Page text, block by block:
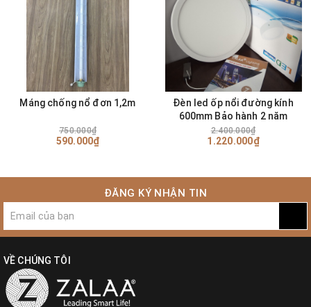
Tiết kiệm điện năng: Sử dụng chip LED có hiệu suất phát sáng
cao. Tiết kiệm 80% điện năng so với bóng đèn sợi đốt. Tiết kiệm
50% điện năng so với bóng đèn compact.
Độ bền cao, bảo hành dài hạn: Sử dụng chất liệu cao cấp chống
được rỉ và va đập. đèn thả trần Led tuổi thọ cáo lên đến 20.000
Không hiện tượng nhấp nháy, chỉ số hoàn màu cao: Chất lượng
ánh sáng cao (CRI >= 80) cho ánh sáng trung thực tự nhiên, tăng
Ít chói hơn 70% so với bóng Compact
Có điều khiển từ xa có thể điều chỉnh tăng giảm sáng tối.
Màu sắc có chế độ: Trắng, Vàng, Trung Tính
Ứng dụng:
Máng chống nổ đơn 1,2m
750.000₫
590.000₫
Đèn led ốp nổi đường kính
600mm Bảo hành 2 năm
2.400.000₫
1.220.000₫
ĐĂNG KÝ NHẬN TIN
VỀ CHÚNG TÔI